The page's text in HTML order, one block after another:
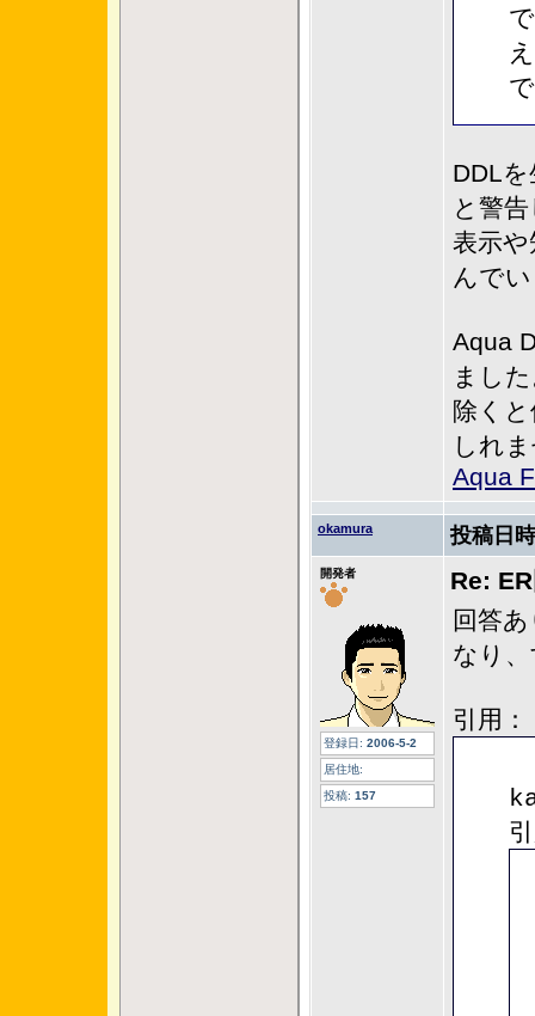
DDL
と警
表示
んで
Aqua
まし
除く
しれ
Aqua
okamura 投稿日
開発者
登録日: 2006-5-2
居住地:
投稿: 157
Re:
回答
なり
引用：